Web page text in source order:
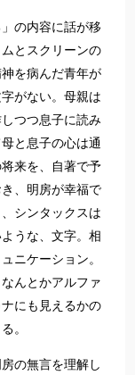
の内容に話が移
とスクリーンの
を病んだ青年が
がない。母親は
つつ息子に読み
と息子の心は通
来を、自著で予
、明房が幸福で
シンタックスは
うな、文字。相
ニケーション。
んとかアルファ
にも見えるかの
。
の無言を理解し